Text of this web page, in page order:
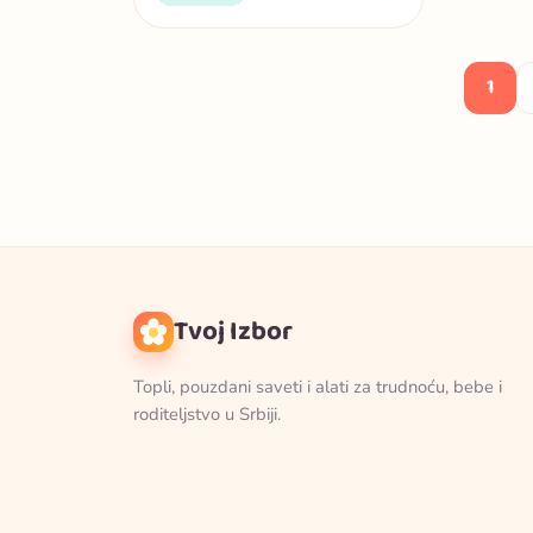
1
Tvoj Izbor
Topli, pouzdani saveti i alati za trudnoću, bebe i
roditeljstvo u Srbiji.